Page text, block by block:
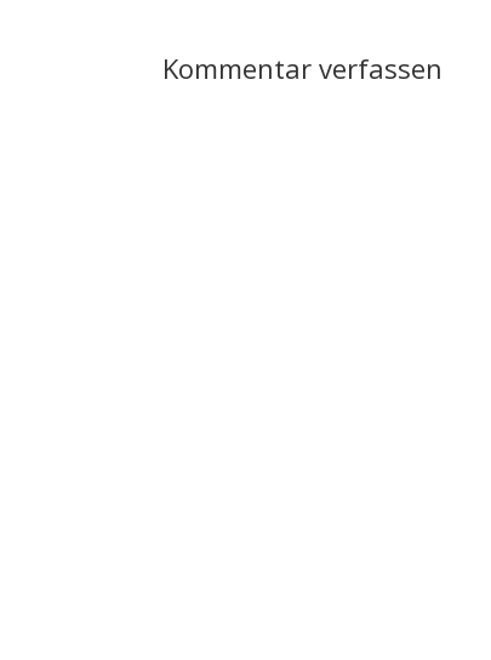
Kommentar verfassen